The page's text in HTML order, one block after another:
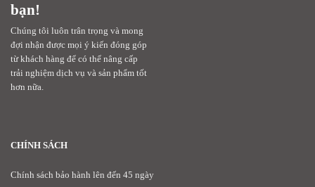
bạn!
Chúng tôi luôn trân trọng và mong
đợi nhận được mọi ý kiến đóng góp
từ khách hàng để có thể nâng cấp
trải nghiệm dịch vụ và sản phẩm tốt
hơn nữa.
CHÍNH SÁCH
Chính sách bảo hành lên đến 45 ngày